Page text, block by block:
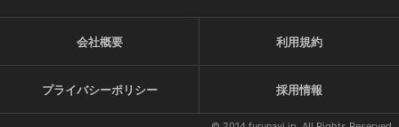
会社概要 利用規約
プライバシーポリシー 採用情報